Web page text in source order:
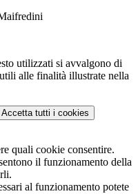
utilizzati si avvalgono di
alle finalità illustrate nella
Accetta tutti i cookies
quali cookie consentire.
il funzionamento della
al funzionamento potete